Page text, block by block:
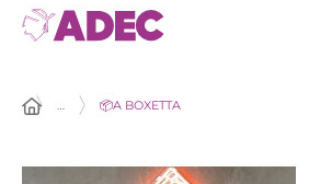
… 📦A BOXETTA